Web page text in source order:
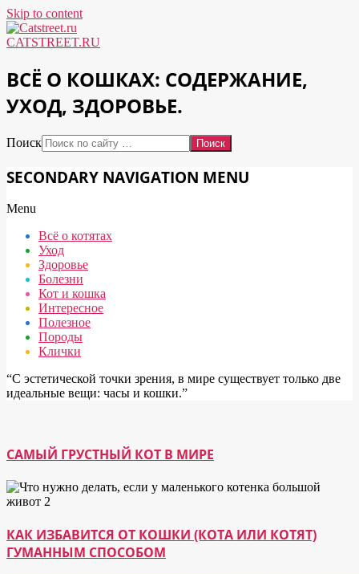
Skip to content
CATSTREET.RU
ВСЁ О КОШКАХ: СОДЕРЖАНИЕ,
УХОД, ЗДОРОВЬЕ.
Поиск
SECONDARY NAVIGATION MENU
Menu
Всё о котятах
Уход
Здоровье
Болезни
Кот и кошка
Интересное
Полезное
Породы
Клички
“С эстетической точки зрения, в мире существует только две
идеальные вещи: часы и кошки.”
САМЫЙ ГРУСТНЫЙ КОТ В МИРЕ
КАК ИЗБАВИТСЯ ОТ КОШКИ (КОТА ИЛИ КОТЯТ)
ГУМАННЫМ СПОСОБОМ